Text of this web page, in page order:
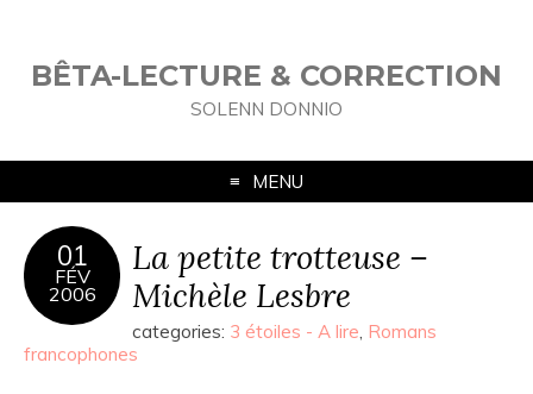
BÊTA-LECTURE & CORRECTION
SOLENN DONNIO
MENU
01
FÉV
2006
La petite trotteuse –
Michèle Lesbre
categories: 3 étoiles - A lire, Romans
francophones